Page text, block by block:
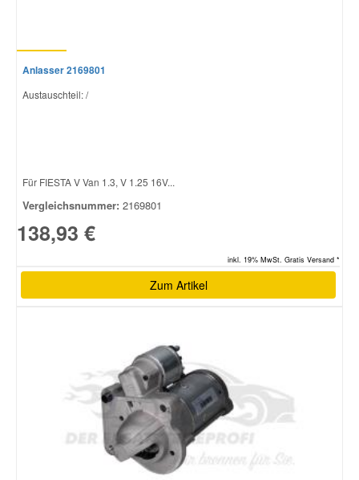
Anlasser 2169801
Austauschteil: /
Für FIESTA V Van 1.3, V 1.25 16V...
Vergleichsnummer: 2169801
138,93 €
inkl. 19% MwSt. Gratis Versand *
Zum Artikel